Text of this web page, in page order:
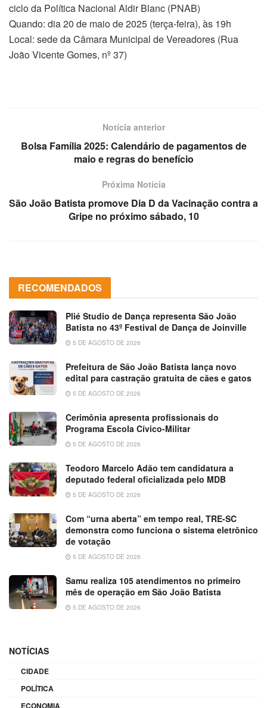
ciclo da Política Nacional Aldir Blanc (PNAB)
Quando: dia 20 de maio de 2025 (terça-feira), às 19h
Local: sede da Câmara Municipal de Vereadores (Rua
João Vicente Gomes, nº 37)
Notícia anterior
Bolsa Família 2025: Calendário de pagamentos de
maio e regras do benefício
Próxima Notícia
São João Batista promove Dia D da Vacinação contra a
Gripe no próximo sábado, 10
RECOMENDADOS
Plié Studio de Dança representa São João
Batista no 43º Festival de Dança de Joinville
5 DE AGOSTO DE 2026
Prefeitura de São João Batista lança novo
edital para castração gratuita de cães e gatos
5 DE AGOSTO DE 2026
Cerimônia apresenta profissionais do
Programa Escola Cívico-Militar
5 DE AGOSTO DE 2026
Teodoro Marcelo Adão tem candidatura a
deputado federal oficializada pelo MDB
5 DE AGOSTO DE 2026
Com “urna aberta” em tempo real, TRE-SC
demonstra como funciona o sistema eletrônico
de votação
5 DE AGOSTO DE 2026
Samu realiza 105 atendimentos no primeiro
mês de operação em São João Batista
5 DE AGOSTO DE 2026
NOTÍCIAS
CIDADE
POLÍTICA
ECONOMIA